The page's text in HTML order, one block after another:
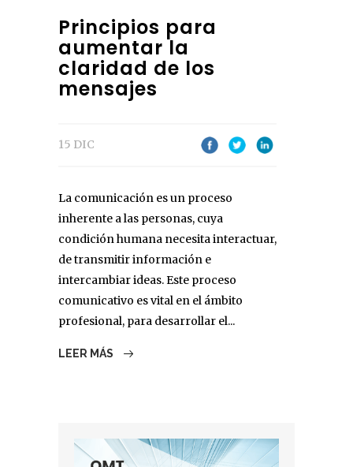
Principios para
aumentar la
claridad de los
mensajes
15 DIC
La comunicación es un proceso
inherente a las personas, cuya
condición humana necesita interactuar,
de transmitir información e
intercambiar ideas. Este proceso
comunicativo es vital en el ámbito
profesional, para desarrollar el...
LEER MÁS